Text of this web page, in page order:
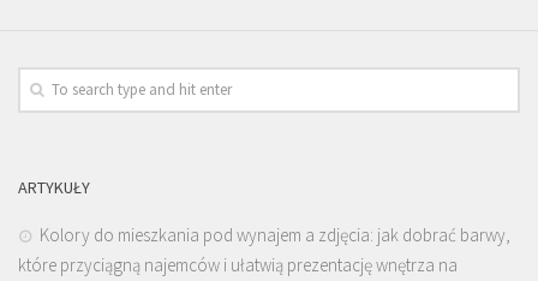
ARTYKUŁY
Kolory do mieszkania pod wynajem a zdjęcia: jak dobrać barwy,
które przyciągną najemców i ułatwią prezentację wnętrza na